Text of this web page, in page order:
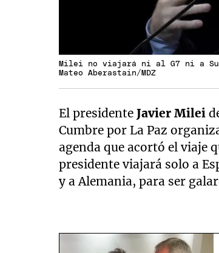
Milei no viajará ni al G7 ni a
Mateo Aberastain/MDZ
El presidente Javier Milei
Cumbre por La Paz
agenda que acortó el viaje
presidente viajará solo a
y a Alemania, para ser